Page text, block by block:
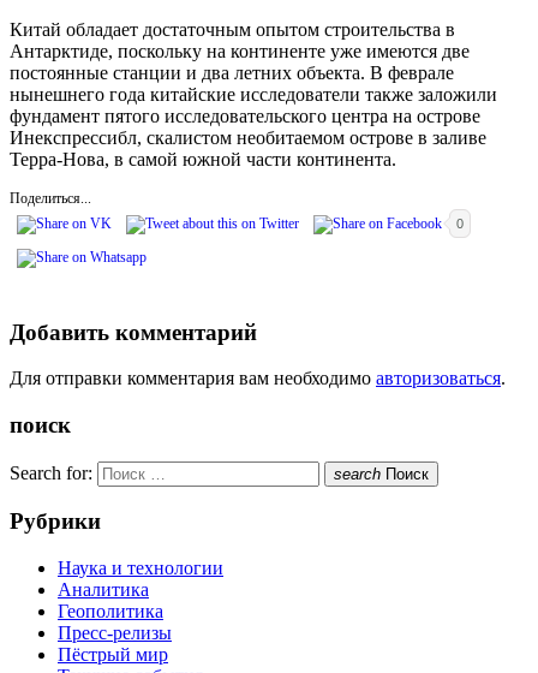
Китай обладает достаточным опытом строительства в
Антарктиде, поскольку на континенте уже имеются две
постоянные станции и два летних объекта. В феврале
нынешнего года китайские исследователи также заложили
фундамент пятого исследовательского центра на острове
Инекспрессибл, скалистом необитаемом острове в заливе
Терра-Нова, в самой южной части континента.
Поделиться...
0
Добавить комментарий
Для отправки комментария вам необходимо авторизоваться.
поиск
Search for: search Поиск
Рубрики
Наука и технологии
Аналитика
Геополитика
Пресс-релизы
Пёстрый мир